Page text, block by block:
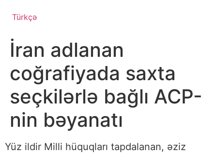
Türkçə
İran adlanan
coğrafiyada saxta
seçkilərlə bağlı ACP-
nin bəyanatı
Yüz ildir Milli hüquqları tapdalanan, əziz